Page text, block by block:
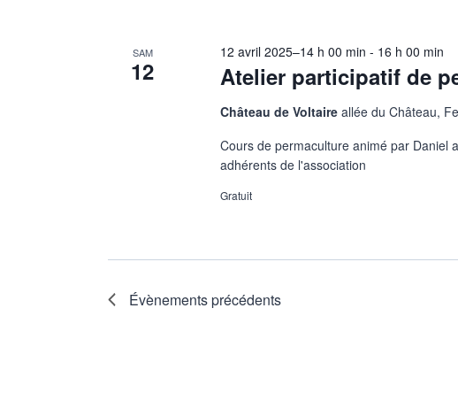
SAM
12 Atelier participatif de
12 avril 2025–14 h 00 min - 16 h 00 min
Château de Voltaireallée du Château,
Cours de permaculture animé par Daniel
adhérents de l'association
Gratuit
Évènementsprécédents